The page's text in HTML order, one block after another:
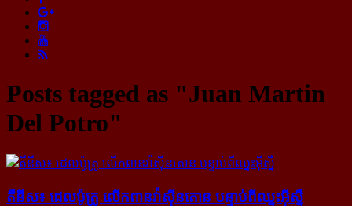
Posts tagged as "Juan Martin
Del Potro"
តឺនីស៖ ដេលប៉ូត្រូ លើក​​ពាន​​វ៉ាស៊ីនតោន បន្ទាប់​​ពី​ឈ្នះ​អ៊ីស្នឺ